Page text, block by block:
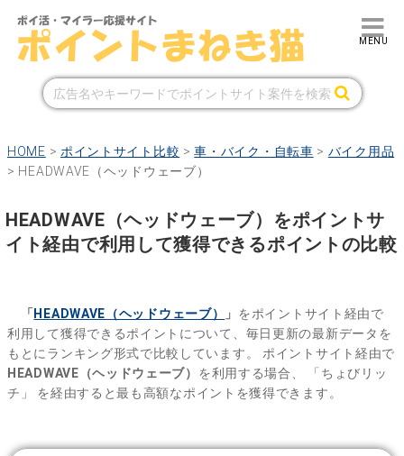
HOME > ポイントサイト比較 >車・バイク・自転車 > バイク用品
> HEADWAVE（ヘッドウェーブ）
HEADWAVE（ヘッドウェーブ）をポイントサ
イト経由で利用して獲得できるポイントの比較
「 HEADWAVE（ヘッドウェーブ） 」 をポイントサイト経由で
利用して獲得できるポイントについて、毎日更新の最新データを
もとにランキング形式で比較しています。 ポイントサイト経由で
HEADWAVE（ヘッドウェーブ） を利用する場合、
「ちょびリッ
チ」
を経由すると最も高額なポイントを獲得できます。